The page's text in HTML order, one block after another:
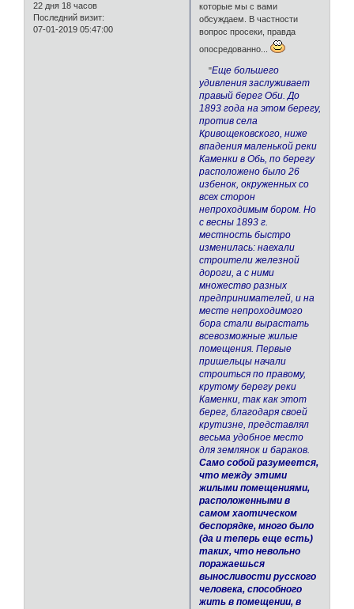
22 дня 18 часов
Последний визит:
07-01-2019 05:47:00
которые мы с вами
обсуждаем. В частности
вопрос просеки, правда
опосредованно...
"Еще большего
удивления заслуживает
правый берег Оби. До
1893 года на этом берегу,
против села
Кривощековского, ниже
впадения маленькой реки
Каменки в Обь, по берегу
расположено было 26
избенок, окруженных со
всех сторон
непроходимым бором. Но
с весны 1893 г.
местность быстро
изменилась: наехали
строители железной
дороги, а с ними
множество разных
предпринимателей, и на
месте непроходимого
бора стали вырастать
всевозможные жилые
помещения. Первые
пришельцы начали
строиться по правому,
крутому берегу реки
Каменки, так как этот
берег, благодаря своей
крутизне, представлял
весьма удобное место
для землянок и бараков.
Само собой разумеется,
что между этими
жилыми помещениями,
расположенными в
самом хаотическом
беспорядке, много было
(да и теперь еще есть)
таких, что невольно
поражаешься
выносливости русского
человека, способного
жить в помещении, в